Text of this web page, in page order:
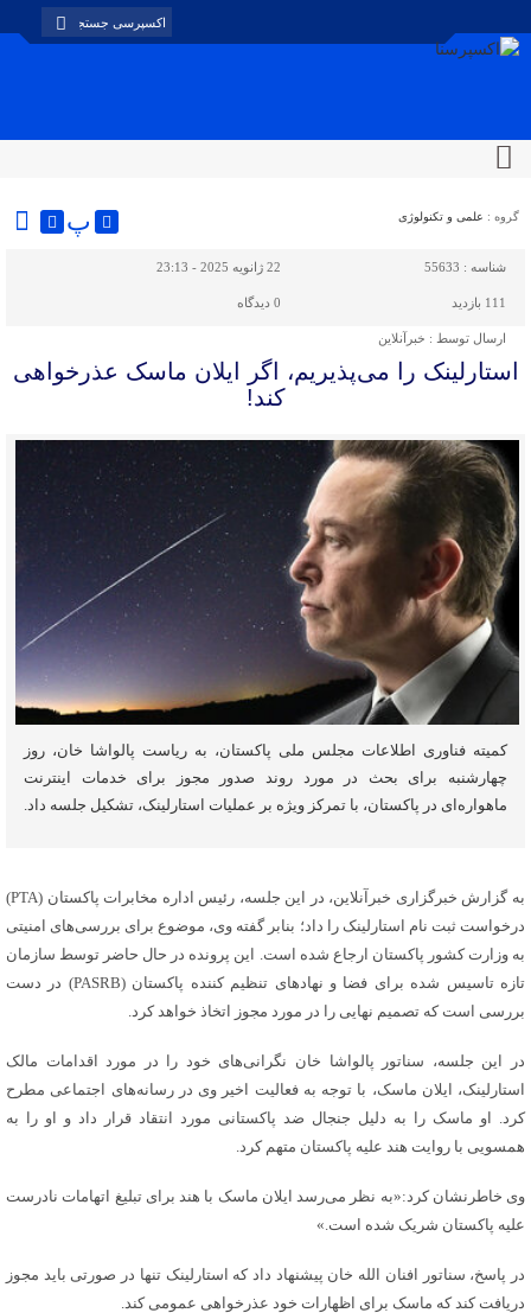
گروه : علمی و تکنولوژی پ
شناسه : 55633 22 ژانویه 2025 - 23:13
111 بازدید 0 دیدگاه
ارسال توسط : خبرآنلاین
استارلینک را می‌پذیریم، اگر ایلان ماسک عذرخواهی
کند!
کمیته فناوری اطلاعات مجلس ملی پاکستان، به ریاست پالواشا خان، روز
چهارشنبه برای بحث در مورد روند صدور مجوز برای خدمات اینترنت
ماهواره‌ای در پاکستان، با تمرکز ویژه بر عملیات استارلینک، تشکیل جلسه داد.
به گزارش خبرگزاری خبرآنلاین، در این جلسه، رئیس اداره مخابرات پاکستان (PTA)
درخواست ثبت نام استارلینک را داد؛ بنابر گفته وی، موضوع برای بررسی‌های امنیتی
به وزارت کشور پاکستان ارجاع شده است. این پرونده در حال حاضر توسط سازمان
تازه تاسیس شده برای فضا و نهادهای تنظیم کننده پاکستان (PASRB) در دست
بررسی است که تصمیم نهایی را در مورد مجوز اتخاذ خواهد کرد.
در این جلسه، سناتور پالواشا خان نگرانی‌های خود را در مورد اقدامات مالک
استارلینک، ایلان ماسک، با توجه به فعالیت اخیر وی در رسانه‌های اجتماعی مطرح
کرد. او ماسک را به دلیل جنجال ضد پاکستانی مورد انتقاد قرار داد و او را به
همسویی با روایت هند علیه پاکستان متهم کرد.
وی خاطرنشان کرد:«به نظر می‌رسد ایلان ماسک با هند برای تبلیغ اتهامات نادرست
علیه پاکستان شریک شده است.»
در پاسخ، سناتور افنان الله خان پیشنهاد داد که استارلینک تنها در صورتی باید مجوز
دریافت کند که ماسک برای اظهارات خود عذرخواهی عمومی کند.